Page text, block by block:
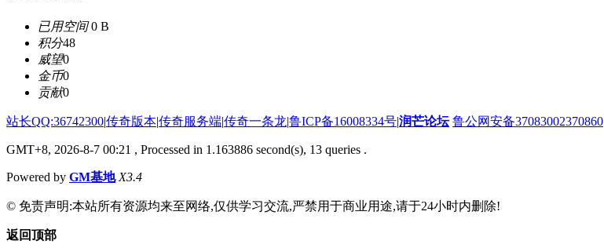
已用空间0 B
积分48
威望0
金币0
贡献0
站长QQ:36742300|传奇版本|传奇服务端|传奇一条龙|鲁ICP备16008334号|润芒论坛 鲁公网安备37083002370860
GMT+8, 2026-8-7 00:21 , Processed in 1.163886 second(s), 13 queries .
Powered by GM基地 X3.4
© 免责声明:本站所有资源均来至网络,仅供学习交流,严禁用于商业用途,请于24小时内删除!
返回顶部